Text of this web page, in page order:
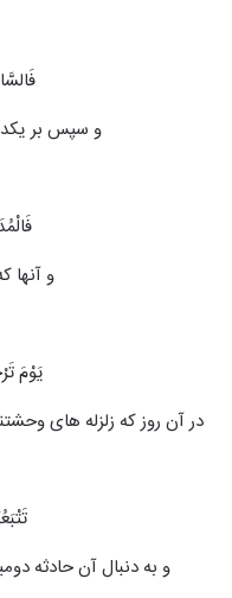
و سپس بر
و آنها
یَوْمَ
در آن روز که زلزله‏ های
و به دنبال آن حادثه